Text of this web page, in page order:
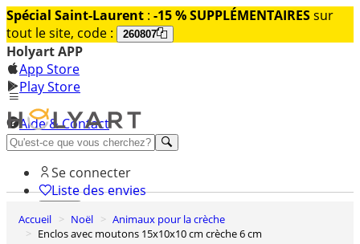
Spécial Saint-Laurent : -15 % SUPPLÉMENTAIRESsur
tout le site, code :
260807
Holyart APP
App Store
Play Store
Aide & Contact
Découvrez Premium
Se connecter
Liste des envies
0
Panier
Accueil Noël
Animaux pour la crèche
Enclos avec moutons 15x10x10 cm crèche 6 cm